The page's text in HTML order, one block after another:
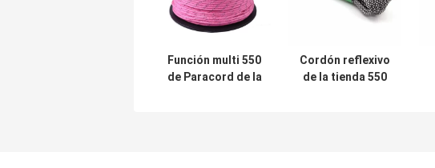
Función multi 550
de Paracord de la
Cordón reflexivo
de la tienda 550